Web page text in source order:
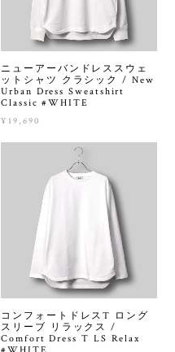
ニューアーバンドレススウェ
ットシャツ クラシック / New
Urban Dress Sweatshirt
Classic #WHITE
¥19,690
コンフォートドレスT ロング
スリーブ リラックス /
Comfort Dress T LS Relax